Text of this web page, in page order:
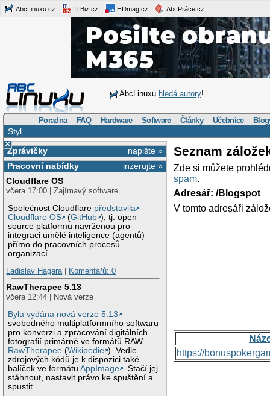
AbcLinuxu.cz ITBiz.cz HDmag.cz AbcPráce.cz
AbcLinuxu hledá autory!
Poradna FAQ Hardware Software Články Učebnice
Styl
×
napište »
Zprávičky
inzerujte »
Pracovní nabídky
Cloudflare OS
včera 17:00 | Zajímavý software
Společnost Cloudflare představila
Cloudflare OS
(GitHub ), tj. open
source platformu navrženou pro
integraci umělé inteligence (agentů)
přímo do pracovních procesů
organizací.
Ladislav Hagara| Komentářů: 0
RawTherapee 5.13
včera 12:44 | Nová verze
Byla vydána nová verze 5.13
svobodného multiplatformního softwaru
pro konverzi a zpracování digitálních
fotografií primárně ve formátů RAW
RawTherapee (Wikipedie ). Vedle
zdrojových kódů je k dispozici také
balíček ve formátuAppImage
. Stačí jej
stáhnout, nastavit právo ke spuštění a
spustit.
Seznam
Zde si můžete
spam.
Adresář: /Blogspot
V tomto adresáři
https://